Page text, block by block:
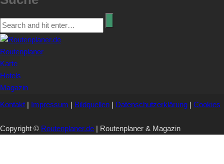
Routenplaner
Karte
Hotels
Magazin
Kontakt | Impressum | Bildquellen | Datenschutzerklärung | Cookies
Copyright © Routenplaner.de | Routenplaner & Magazin